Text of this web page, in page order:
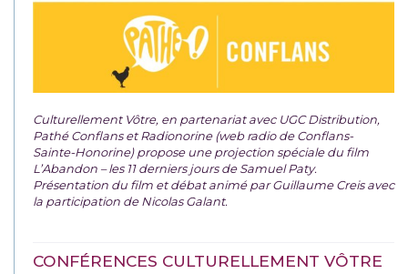
Culturellement Vôtre, en partenariat avec UGC Distribution,
Pathé Conflans et Radionorine (web radio de Conflans-
Sainte-Honorine) propose une projection spéciale du film
L’Abandon – les 11 derniers jours de Samuel Paty.
Présentation du film et débat animé par Guillaume Creis avec
la participation de Nicolas Galant.
CONFÉRENCES CULTURELLEMENT VÔTRE